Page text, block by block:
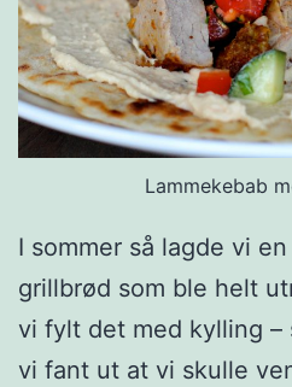
Lammekebab
I sommer så lagde vi
grillbrød som ble helt
vi fylt det med kylling –
vi fant ut at vi skulle